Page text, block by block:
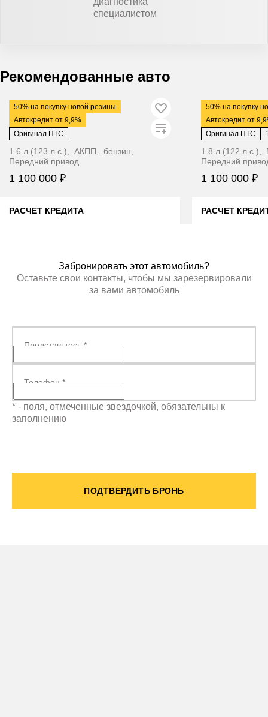
специалистом
Рекомендованные авто
50% на покупку новой резины
Автокредит от 9,9%
2014 ·126 712 км
Kia Rio
Оригинал ПТС
1.6 л (123 л.с.), АКПП, бензин,
Передний привод
1 100 000 ₽
РАСЧЕТ КРЕДИТА
50% на покупку
Автокредит от
2019 ·99 871 км
LADA Vesta
Оригинал ПТС
1.8 л (122
Передний
1 100 000 ₽
РАСЧЕТ
Забронировать этот автомобиль?
Оставьте свои контакты, чтобы мы зарезервировали
за вами автомобиль
Представьтесь*
Телефон*
* - поля, отмеченные звездочкой, обязательны к
заполнению
ПОДТВЕРДИТЬ БРОНЬ